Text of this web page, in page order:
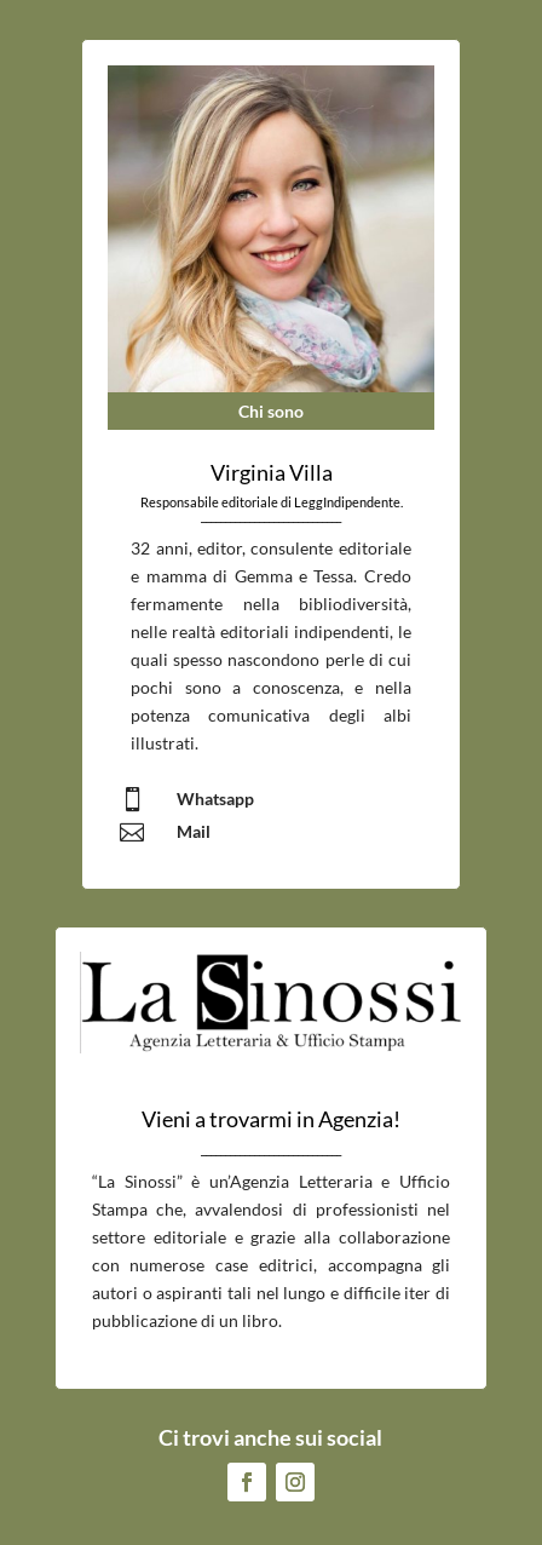
Chi sono
Virginia Villa
Responsabile editoriale di LeggIndipendente.
_____________________________
32 anni, editor, consulente editoriale
e mamma di Gemma e Tessa. Credo
fermamente nella bibliodiversità,
nelle realtà editoriali indipendenti, le
quali spesso nascondono perle di cui
pochi sono a conoscenza, e nella
potenza comunicativa degli albi
illustrati.
 Whatsapp
 Mail
Vieni a trovarmi in Agenzia!
“La Sinossi” è un’Agenzia Letteraria e Ufficio
Stampa che, avvalendosi di professionisti nel
settore editoriale e grazie alla collaborazione
con numerose case editrici, accompagna gli
autori o aspiranti tali nel lungo e difficile iter di
pubblicazione di un libro.
Ci trovi anche sui social